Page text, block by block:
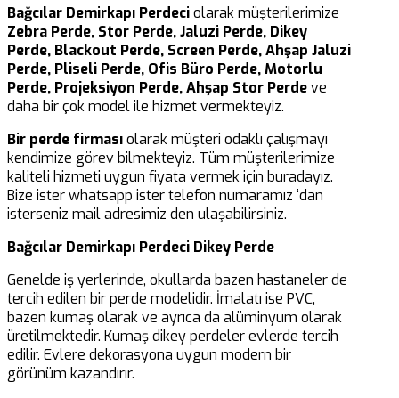
Bağcılar Demirkapı Perdeciolarak müşterilerimize
Zebra Perde, Stor Perde, Jaluzi Perde, Dikey
Perde, Blackout Perde, Screen Perde, Ahşap Jaluzi
Perde, Pliseli Perde, Ofis Büro Perde, Motorlu
Perde, Projeksiyon Perde, Ahşap Stor Perdeve
daha bir çok model ile hizmet vermekteyiz.
Bir perde firmasıolarak müşteri odaklı çalışmayı
kendimize görev bilmekteyiz. Tüm müşterilerimize
kaliteli hizmeti uygun fiyata vermek için buradayız.
Bize ister whatsapp ister telefon numaramız ‘dan
isterseniz mail adresimiz den ulaşabilirsiniz.
Bağcılar Demirkapı Perdeci Dikey Perde
Genelde iş yerlerinde, okullarda bazen hastaneler de
tercih edilen bir perde modelidir. İmalatı ise PVC,
bazen kumaş olarak ve ayrıca da alüminyum olarak
üretilmektedir. Kumaş dikey perdeler evlerde tercih
edilir. Evlere dekorasyona uygun modern bir
görünüm kazandırır.